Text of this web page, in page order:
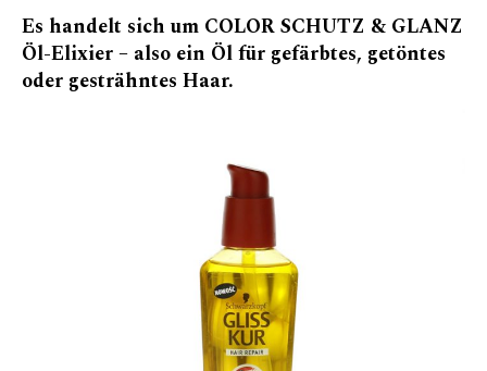
Es handelt sich um COLOR SCHUTZ & GLANZ
Öl-Elixier – also ein Öl für gefärbtes, getöntes
oder gesträhntes Haar.